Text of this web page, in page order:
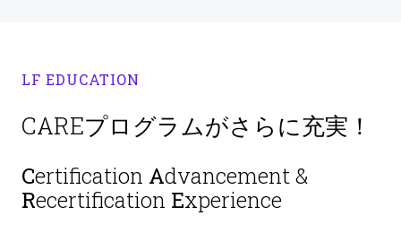
LF EDUCATION
CAREプログラムがさらに充実！
Certification Advancement &
Recertification Experience